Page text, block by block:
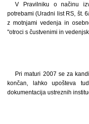
V Pravilniku o načinu
potrebami (Uradni list RS, št.
z motnjami vedenja in
"otroci s čustvenimi in
Pri maturi 2007 se za
končan, lahko upošteva
dokumentacija ustreznih